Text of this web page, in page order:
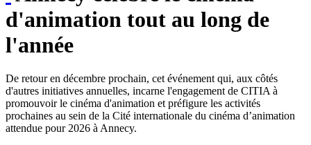
d'animation tout au long de
l'année
De retour en décembre prochain, cet événement qui, aux côtés
d'autres initiatives annuelles, incarne l'engagement de CITIA à
promouvoir le cinéma d'animation et préfigure les activités
prochaines au sein de la Cité internationale du cinéma d’animation
attendue pour 2026 à Annecy.